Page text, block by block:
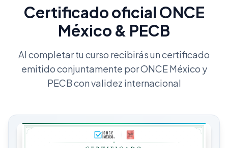
Certificado oficial ONCE
México & PECB
Al completar tu curso recibirás un certificado
emitido conjuntamente por ONCE México y
PECB con validez internacional